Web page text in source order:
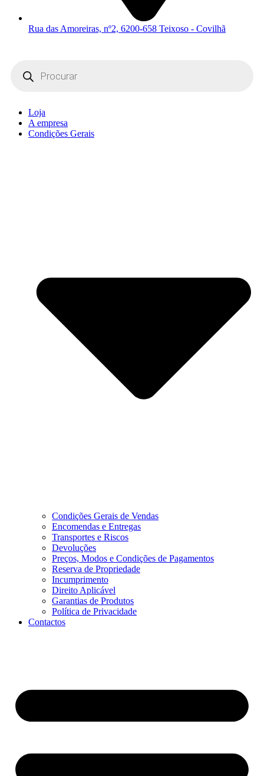
Rua das Amoreiras, nº2, 6200-658 Teixoso - Covilhã
search
Loja
A empresa
Condições Gerais
Condições Gerais de Vendas
Encomendas e Entregas
Transportes e Riscos
Devoluções
Preços, Modos e Condições de Pagamentos
Reserva de Propriedade
Incumprimento
Direito Aplicável
Garantias de Produtos
Política de Privacidade
Contactos